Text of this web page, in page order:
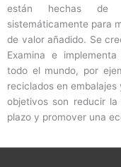
están hechas de
sistemáticamente para
de valor añadido. Se
Examina e
todo el mundo, por
reciclados en
objetivos son reducir
plazo y promover una